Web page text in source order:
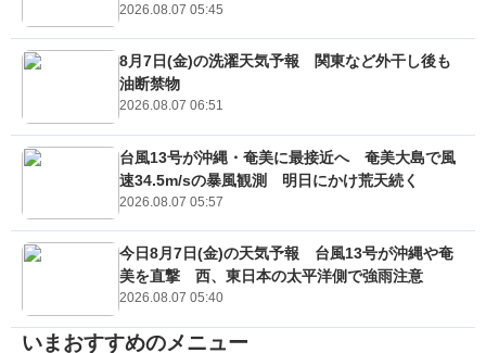
2026.08.07 05:45
8月7日(金)の洗濯天気予報 関東など外干し後も
油断禁物
2026.08.07 06:51
台風13号が沖縄・奄美に最接近へ 奄美大島で風
速34.5m/sの暴風観測 明日にかけ荒天続く
2026.08.07 05:57
今日8月7日(金)の天気予報 台風13号が沖縄や奄
美を直撃 西、東日本の太平洋側で強雨注意
2026.08.07 05:40
いまおすすめのメニュー